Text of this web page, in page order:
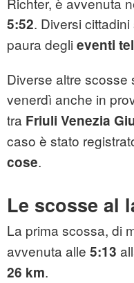
5:52. Diversi
paura degli eventi
Diverse altre scosse
venerdì anche in
tra Friuli Venezia
caso è stato
cose.
Le scosse al
La prima scossa, di
avvenuta alle 5:13
26 km.